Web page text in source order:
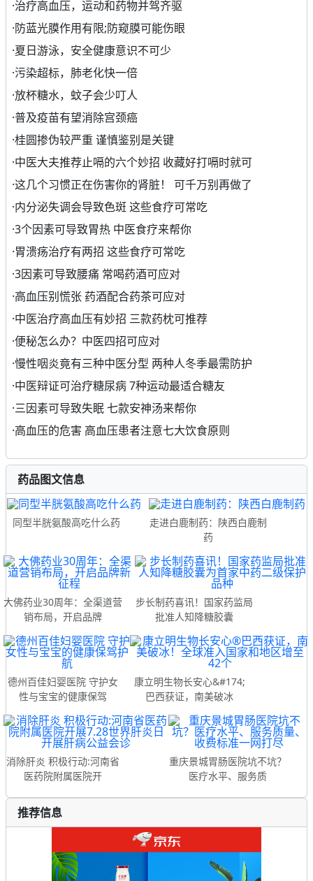
·治疗高血压，运动和药物并驾齐驱
·防蓝光膜作用有限;防窥膜可能伤眼
·夏日游泳，安全健康意识不可少
·污染超标，肺老化快一倍
·放杯糖水，蚊子会少叮人
·普及疫苗有望消除宫颈癌
·桂圆掺伪较严重 谨慎鉴别是关键
·中医大夫推荐止嗝的六个妙招 收藏好打嗝时就可
·这几个习惯正在伤害你的肾脏！ 可千万别再做了
·内分泌失调会导致色斑 这些食疗可常吃
·3个因素可导致胃热 中医食疗来帮你
·胃溃疡治疗有两招 这些食疗可常吃
·3因素可导致腰痛 常喝药酒可应对
·高血压别慌张 药酒配合药茶可应对
·中医治疗高血压有妙招 三款药枕可推荐
·便秘怎么办？中医四招可应对
·慢性咽炎竟有三种中医分型 两种人冬季最需防护
·中医辩证可治疗糖尿病 7种运动最适合糖友
·三因素可导致失眠 七款安神汤来帮你
·高血压的危害 高血压患者注意七大饮食原则
药品图文信息
同型半胱氨酸高吃什么药
走进白鹿制药：陕西白鹿制
药
大佛药业30周年：全渠道营
销布局，开启品牌
步长制药喜讯！国家药监局
批准人知降糖胶囊
德州百佳妇婴医院 守护女
性与宝宝的健康保驾
康立明生物长安心&#174;
巴西获证，南美破冰
消除肝炎 积极行动:河南省
医药院附属医院开
重庆景城胃肠医院坑不坑？
医疗水平、服务质
推荐信息